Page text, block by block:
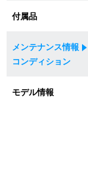
修理
付属品
メンテナンス情報
コンディション
モデル情報